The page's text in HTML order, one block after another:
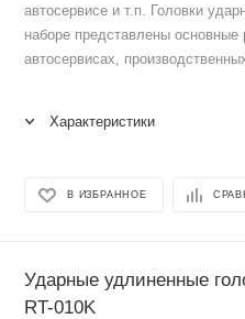
автосервисе и т.п. Головки
наборе представлены
автосервисах,
Характеристики
В ИЗБРАННОЕ
Ударные удлиненные
RT-010K